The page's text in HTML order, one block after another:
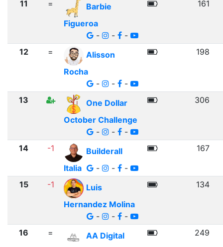
11 =
Barbie
Figueroa
-
- -
161
12 =
Alisson
Rocha
-
- -
198
13
One Dollar
October Challenge
-
- -
306
14 -1
Builderall
Italia
- - -
167
15 -1
Luis
Hernandez Molina
-
- -
134
16 =
AA Digital
249